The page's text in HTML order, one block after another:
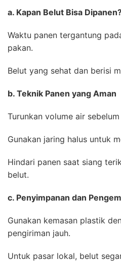
a. Kapan Belut Bisa
Waktu panen tergantung
pakan.
Belut yang sehat dan berisi
b. Teknik Panen yang Aman
Turunkan volume air
Gunakan jaring halus untuk
Hindari panen saat siang
belut.
c. Penyimpanan dan
Gunakan kemasan plastik
pengiriman jauh.
Untuk pasar lokal, belut